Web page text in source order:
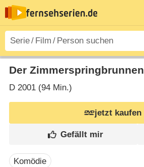
Der Zimmerspringbrunnen
D2001 (94 Min.)
jetzt kaufen
Komödie